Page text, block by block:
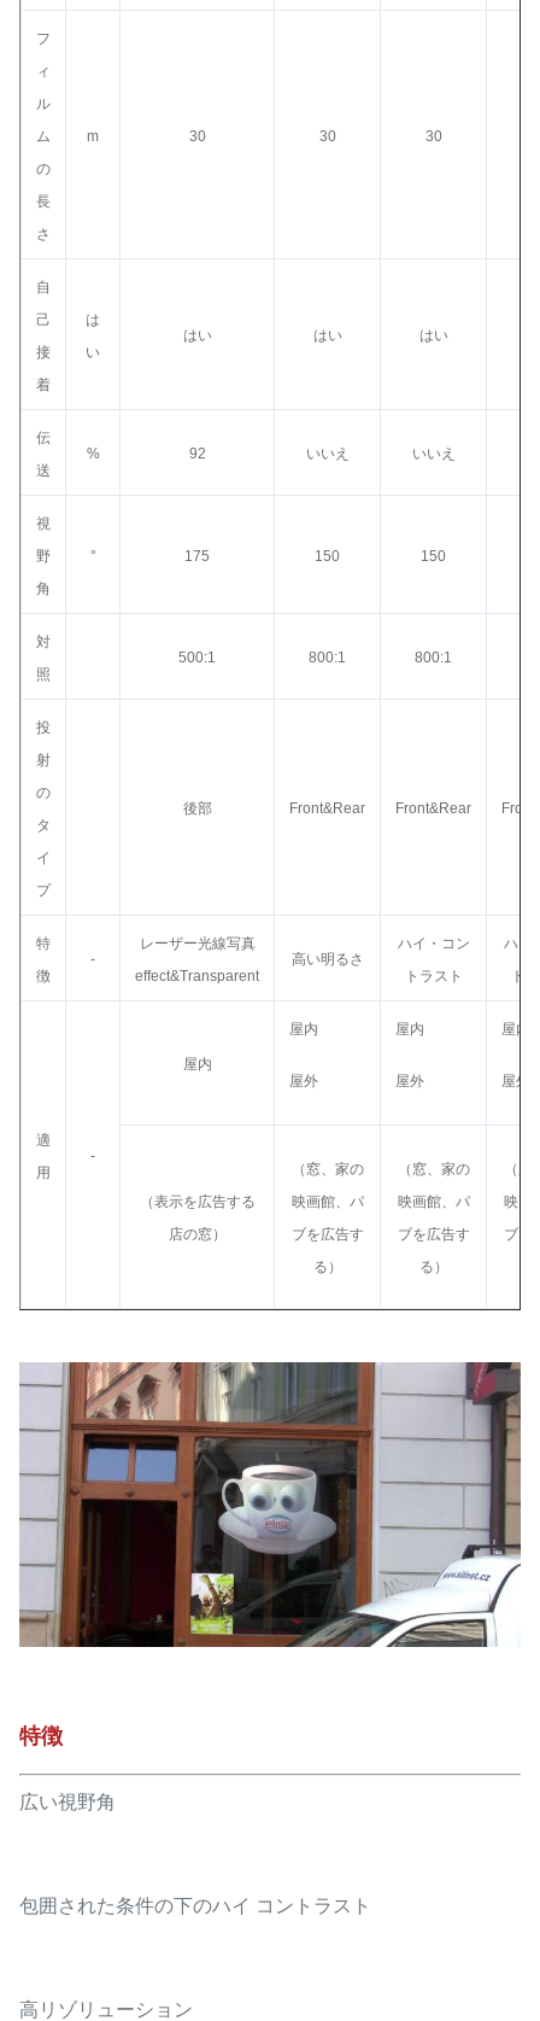
フ
ィ
ル
ム
の
長
さ
m 30 30 30
自
己
接
着
は
い
はい はい はい
伝
送
% 92 いいえ いいえ
視
野
角
° 175 150 150
対
照
500:1 800:1 800:1
投
射
の
タ
イ
プ
後部 Front&Rear Front&Rear
特
徴
-
レーザー光線写真
effect&Transparent
高い明るさ
ハイ・コン
トラスト
ハイ
ト
適
用
-
屋内
屋内
屋外
屋内
屋外
屋内
屋外
（表示を広告する
店の窓）
（窓、家の
映画館、パ
ブを広告す
る）
（窓、家の
映画館、パ
ブを広告す
る）
（
映画
ブを
特徴
広い視野角
包囲された条件の下のハイ コントラスト
高リゾリューション